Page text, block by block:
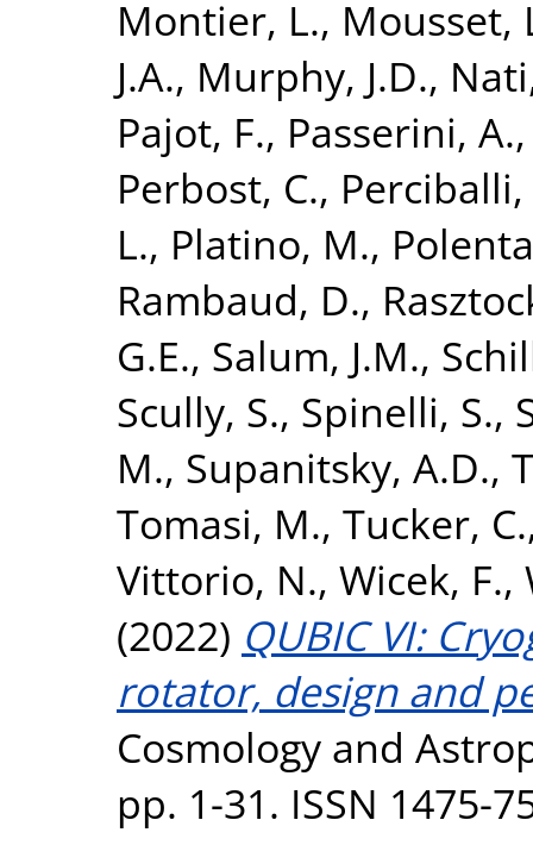
Montier, L., Mousset,
J.A., Murphy, J.D.,
Pajot, F., Passerini, A.
Perbost, C.,
L., Platino, M.,
Rambaud, D.,
G.E., Salum, J.M.,
Scully, S., Spinelli, S.,
M., Supanitsky, A.D.,
Tomasi, M., Tucker, C.
Vittorio, N., Wicek, F.,
(2022) QUBIC VI:
rotator, design and
Cosmology and
pp. 1-31. ISSN 1475-